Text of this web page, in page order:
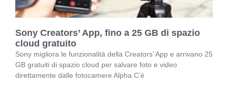
Sony Creators’ App, fino a 25 GB di spazio
cloud gratuito
Sony migliora le funzionalità della Creators’ App e arrivano 25
GB gratuiti di spazio cloud per salvare foto e video
direttamente dalle fotocamere Alpha C’è